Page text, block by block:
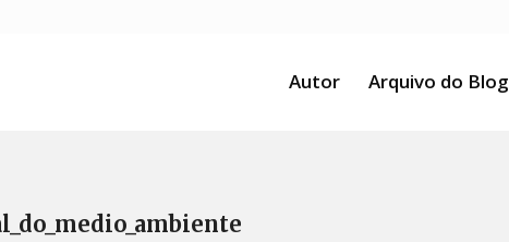
Autor Arquivo do Blog